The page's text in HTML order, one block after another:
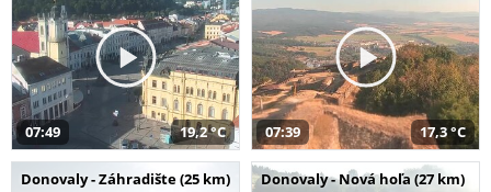
07:49 19,2 °C 07:39 17,3 °C
Donovaly - Záhradište (25 km) Donovaly - Nová hoľa (27 km)